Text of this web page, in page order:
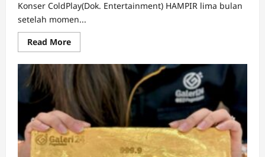
Konser ColdPlay(Dok. Entertainment) HAMPIR lima bulan
setelah momen...
Read MoreRead
more
Kristin
Cabot
Buka
Suara
soal
Skandal
Kiss
Cam
di
Konser
Coldplay